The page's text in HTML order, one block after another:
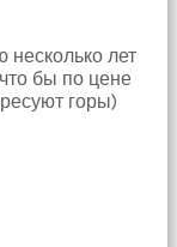
несколько лет
бы по цене
горы)